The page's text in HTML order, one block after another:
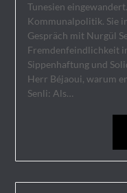
Tunesien
Kommunalpolitik. Sie
Gespräch mit Nurgül
Fremdenfeindlichkeit
Sippenhaftung und
Herr Béjaoui, warum
Senli: Als…